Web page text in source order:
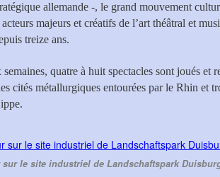
allemande -, le grand mouvement
majeurs et créatifs de l’art théâtral et
treize ans.
quatre à huit spectacles sont joués et
cités métallurgiques entourées par le Rhin et
sur le site industriel de Landschaftspark